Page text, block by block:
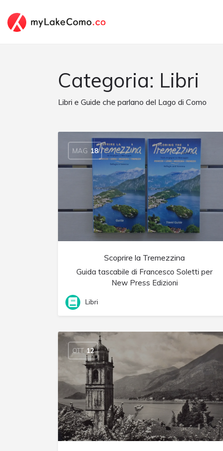
Categoria: Libri
Libri e Guide che parlano del Lago di Como
MAG 18
Scoprire la Tremezzina
Guida tascabile di Francesco Soletti per
New Press Edizioni
Libri
OTT 12